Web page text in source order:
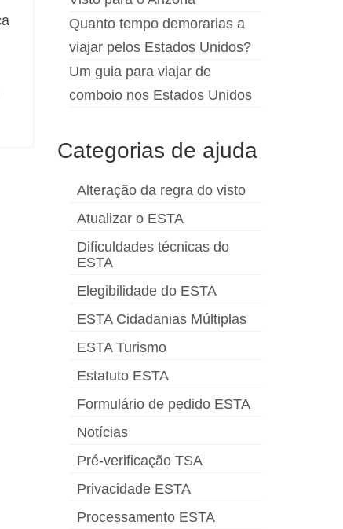
Quanto tempo demorarias a
viajar pelos Estados Unidos?
Um guia para viajar de
comboio nos Estados Unidos
Categorias de ajuda
Alteração da regra do visto
Atualizar o ESTA
Dificuldades técnicas do
ESTA
Elegibilidade do ESTA
ESTA Cidadanias Múltiplas
ESTA Turismo
Estatuto ESTA
Formulário de pedido ESTA
Notícias
Pré-verificação TSA
Privacidade ESTA
Processamento ESTA